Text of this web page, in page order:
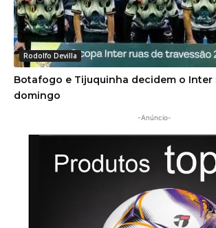
Rodolfo Devilla
Botafogo e Tijuquinha decidem o Inter
domingo
-Anúncio-